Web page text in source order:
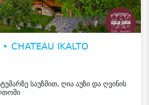
CHATEAU IKALTO
საუზმით, ღია აუზი და ღვინის